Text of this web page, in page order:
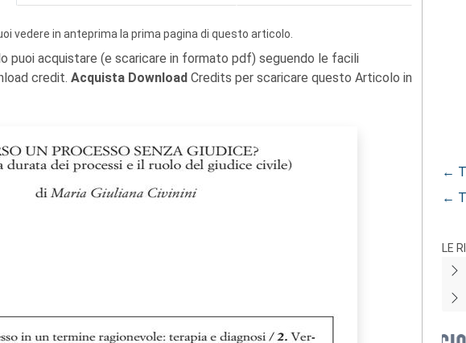
vedere in anteprima la prima pagina di questo articolo.
puoi acquistare (e scaricare in formato pdf) seguendo le facili
credit. Acquista Download Credits per scaricare questo Articolo in
←
←
LE